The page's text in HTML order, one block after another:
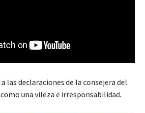
las declaraciones de la consejera del
una vileza e irresponsabilidad.